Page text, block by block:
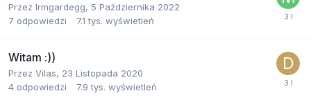
Przez Irmgardegg, 5 Października 2022
7 odpowiedzi 7.1 tys. wyświetleń
Witam :))
Przez Vilas, 23 Listopada 2020
4 odpowiedzi 7.9 tys. wyświetleń